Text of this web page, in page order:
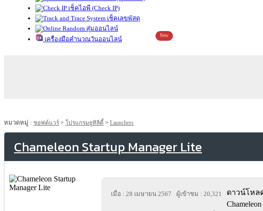
เช็คไอพี (Check IP)
เช็คเลขพัสดุ
สุ่มออนไลน์
เครื่องมือคำนวณวันออนไลน์
New
หมวดหมู่ : ซอฟต์แวร์ > โปรแกรมยูทิลิตี้ > Launchers
Chameleon Startup Manager Lite
เมื่อ : 28 เมษายน 2567 ผู้เข้าชม : 20,321
ดาวน์โหล